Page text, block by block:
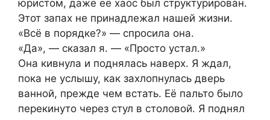
юристом, даже её хаос был структурирован.
Этот запах не принадлежал нашей жизни.
«Всё в порядке?» — спросила она.
«Да», — сказал я. — «Просто устал.»
Она кивнула и поднялась наверх. Я ждал,
пока не услышу, как захлопнулась дверь
ванной, прежде чем встать. Её пальто было
перекинуто через стул в столовой. Я поднял